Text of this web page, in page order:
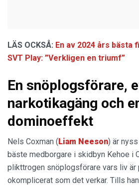
LÄS OCKSÅ: En av 2024 års bästa
SVT Play: ”Verkligen en triumf”
En snöplogsförare,
narkotikagäng och
dominoeffekt
Nels Coxman ( Liam Neeson) är
bäste medborgare i skidbyn Kehoe i
plikttrogen snöplogsförare vars liv är
okomplicerat som det verkar. Tills